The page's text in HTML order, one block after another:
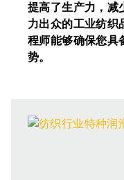
提高了生产力，减
力出众的工业纺织
程师能够确保您具
势。